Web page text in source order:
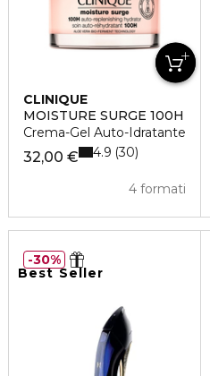
CLINIQUE
MOISTURE SURGE 100H
Crema-Gel Auto-Idratante
32,00 €
4 formati
4.9 30
Best Seller
30%